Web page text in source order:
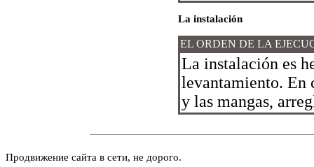
La instalación
EL ORDEN DE LA
La instalación es
levantamiento. En
y las mangas,
Продвижение сайта в сети, не дорого.